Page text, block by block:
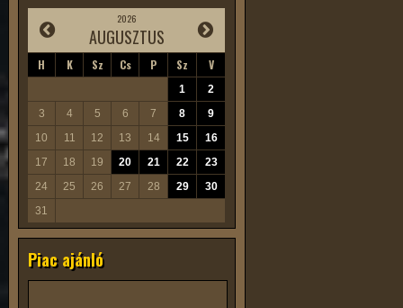
2026
AUGUSZTUS
H K Sz Cs P Sz V
1
2
3
4 5 6 7 8
9
10
11 12 13 14 15
16
17
18 19 20 21 22
23
24
25 26 27 28 29
30
31
Piac ajánló